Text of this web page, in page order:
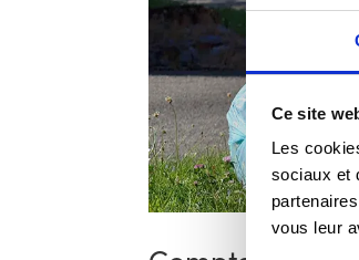
Ce site
Les
sociaux et
vous leur